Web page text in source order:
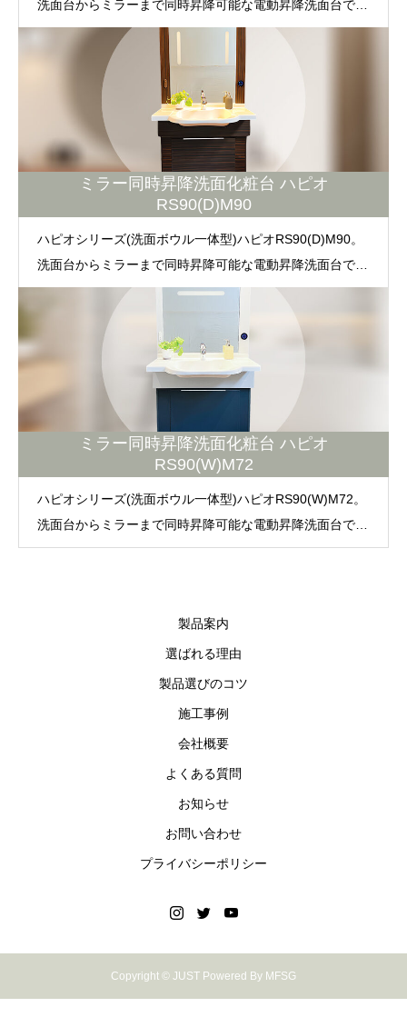
洗面台からミラーまで同時昇降可能な電動昇降洗面台で
す。利用者の身長、（お子様から、ご高齢者の方）車椅子
利用者の方も自分の使いやすい高さに調整が可能です。毎
日利用するものだからこそ、便利で使いやすい工夫が施さ
れています。デザインも人気で、オプションパーツも多数
ミラー同時昇降洗面化粧台 ハピオ
RS90(D)M90
ハピオシリーズ(洗面ボウル一体型)ハピオRS90(D)M90。
洗面台からミラーまで同時昇降可能な電動昇降洗面台で
す。利用者の身長、（お子様から、ご高齢者の方）車椅子
利用者の方も自分の使いやすい高さに調整が可能です。毎
日利用するものだからこそ、便利で使いやすい工夫が施さ
れています。デザインも人気で、オプションパーツも多数
です。
ミラー同時昇降洗面化粧台 ハピオ
RS90(W)M72
ハピオシリーズ(洗面ボウル一体型)ハピオRS90(W)M72。
洗面台からミラーまで同時昇降可能な電動昇降洗面台で
す。利用者の身長、（お子様から、ご高齢者の方）車椅子
れています。デザインも人気で、オプションパーツも多数
製品案内
選ばれる理由
製品選びのコツ
施工事例
会社概要
よくある質問
お知らせ
お問い合わせ
プライバシーポリシー
Copyright © JUST Powered By MFSG